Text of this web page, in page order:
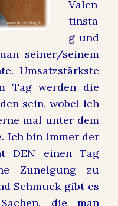
Valen
tinsta
g und
seiner/seinem
Umsatzstärkste
Tag werden die
sein, wobei ich
mal unter dem
Ich bin immer der
DEN einen Tag
Zuneigung zu
Schmuck gibt es
die man